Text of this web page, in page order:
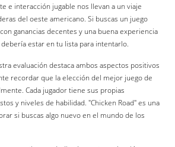
e interacción jugable nos llevan a un viaje
del oeste americano. Si buscas un juego
ganancias decentes y una buena experiencia
debería estar en tu lista para intentarlo.
evaluación destaca ambos aspectos positivos
recordar que la elección del mejor juego de
Cada jugador tiene sus propias
y niveles de habilidad. "Chicken Road" es una
si buscas algo nuevo en el mundo de los